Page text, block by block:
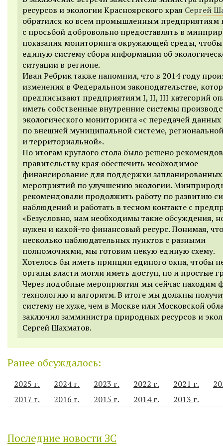
ресурсов и экологии Красноярского края Сергей
обратился ко всем промышленным предприятиям
с просьбой добровольно предоставлять в
показания мониторинга окружающей среды, чтобы
единую систему сбора информации об
ситуации в регионе.
Иван Ребрик также напомнил, что в 2014 году
изменения в Федеральном законодательстве,
предписывают предприятиям I, II, III категорий
иметь собственные внутренние системы
экологического мониторинга «с передачей данных
по внешней муниципальной системе, региональной
и территориальной».
По итогам круглого стола было решено
правительству края обеспечить необходимое
финансирование для поддержки запланированных
мероприятий по улучшению экологии.
рекомендовали продолжить работу по развитию
наблюдений и работать в тесном контакте с
«Безусловно, нам необходимы такие обсуждения,
нужен и какой-то финансовый ресурс. Понимая,
несколько наблюдательных пунктов с разными
полномочиями, мы готовим некую единую схему.
Хотелось бы иметь принцип единого окна, чтобы
органы власти могли иметь доступ, но и простые
Через подобные мероприятия мы сейчас находим
технологию и алгоритм. В итоге мы должны
систему не хуже, чем в Москве или Московской
заключил замминистра природных ресурсов и
Сергей Шахматов.
Ранее обсуждалось:
2025 г. 2024 г. 2023 г. 2022 г. 2021 г.
2017 г.
2016 г. 2015 г. 2014 г. 2013 г.
Последние новости ЗС